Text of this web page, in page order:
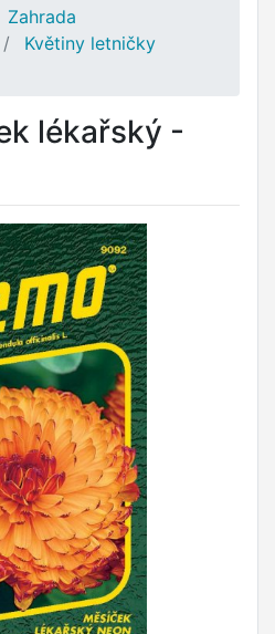
Zahrada
Květiny letničky
lékařský -